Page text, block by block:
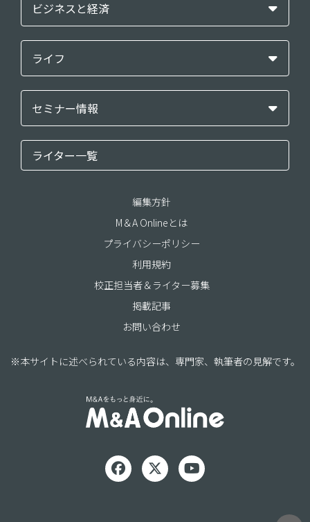
ビジネスと経済
ライフ
セミナー情報
ライター一覧
編集方針
M＆A Onlineとは
プライバシーポリシー
利用規約
校正担当者＆ライター募集
掲載記事
お問い合わせ
※本サイトに述べられている内容は、専門家、執筆者の見解です。